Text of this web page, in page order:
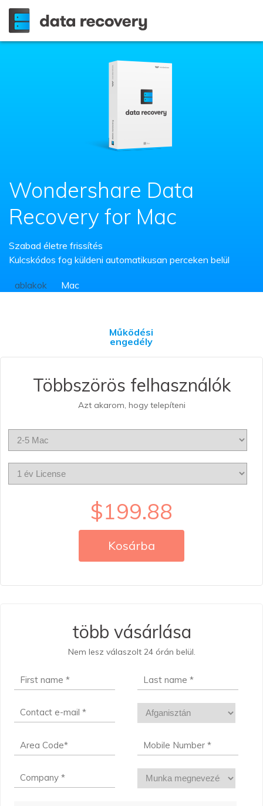
Wondershare Data
Recovery for Mac
Szabad életre frissítés
Kulcskódos fog küldeni automatikusan perceken belül
ablakok Mac
Működési
engedély
Többszörös felhasználók
Azt akarom, hogy telepíteni
$199.88
Kosárba
több vásárlása
Nem lesz válaszolt 24 órán belül.